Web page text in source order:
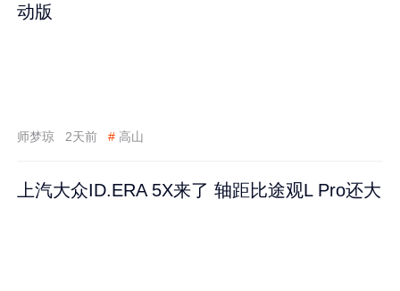
动版
师梦琼 2天前 # 高山
上汽大众ID.ERA 5X来了 轴距比途观L Pro还大